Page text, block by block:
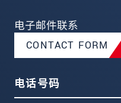
电子邮件联系
CONTACT FORM
电话号码